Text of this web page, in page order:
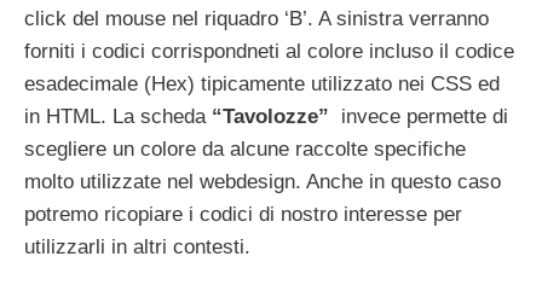
click del mouse nel riquadro ‘B’. A sinistra verranno
forniti i codici corrispondneti al colore incluso il codice
esadecimale (Hex) tipicamente utilizzato nei CSS ed
in HTML. La scheda “Tavolozze” invece permette di
scegliere un colore da alcune raccolte specifiche
molto utilizzate nel webdesign. Anche in questo caso
potremo ricopiare i codici di nostro interesse per
utilizzarli in altri contesti.